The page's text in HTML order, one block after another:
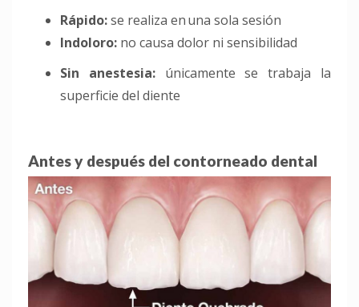
Rápido:se realiza en una sola sesión
Indoloro: no causa dolor ni sensibilidad
Sin anestesia: únicamente se trabaja la
superficie del diente
Antes y después del contorneado dental